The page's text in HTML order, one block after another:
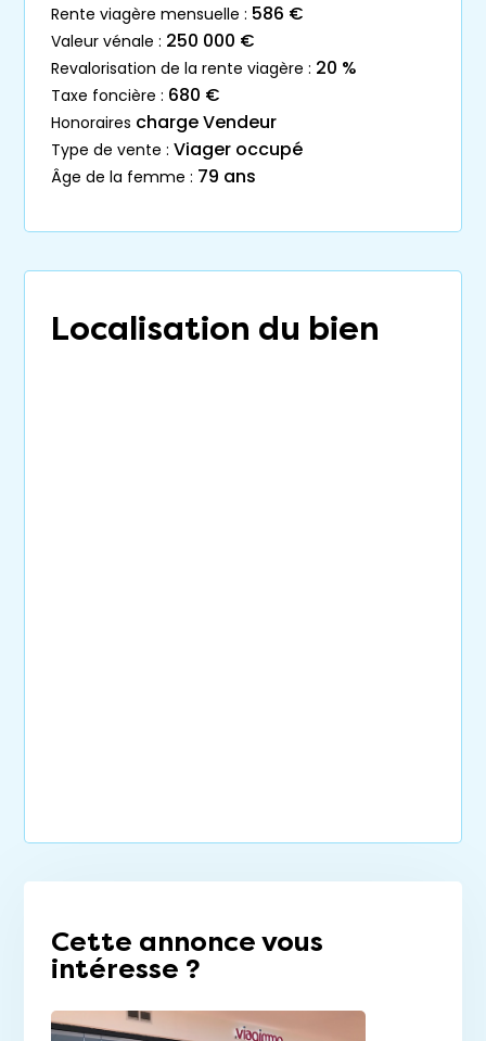
rente viagère mensuelle : 586 €
valeur vénale : 250 000 €
revalorisation de la rente viagère : 20 %
taxe foncière : 680 €
honoraires charge Vendeur
type de vente : Viager occupé
âge de la femme : 79 ans
Localisation du bien
Cette annonce vous
intéresse ?